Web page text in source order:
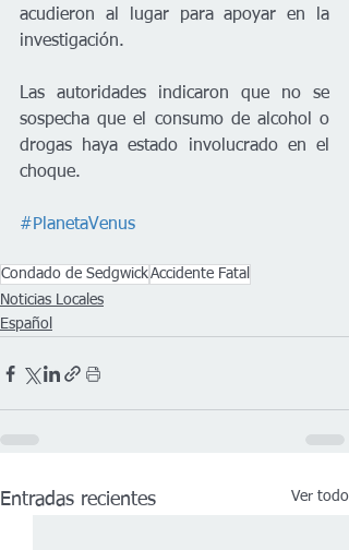
acudieron al lugar para apoyar en la
investigación.
Las autoridades indicaron que no se
sospecha que el consumo de alcohol o
drogas haya estado involucrado en el
choque.
#PlanetaVenus
Condado de SedgwickAccidente Fatal
Noticias Locales
Español
Entradas recientes Ver todo